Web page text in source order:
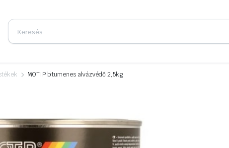
MOTIP bitumenes alvázvédő 2,5kg